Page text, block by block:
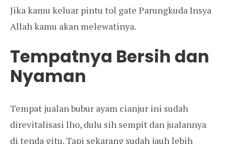
Jika kamu keluar pintu tol gate Parungkuda Insya
Allah kamu akan melewatinya.
Tempatnya Bersih dan
Nyaman
Tempat jualan bubur ayam cianjur ini sudah
direvitalisasi lho, dulu sih sempit dan jualannya
di tenda gitu. Tapi sekarang sudah jauh lebih